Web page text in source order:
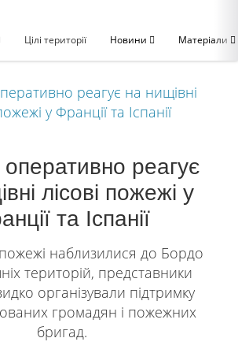
Цілі території Новини Матеріали
реагує
лісові пожежі у
та Іспанії
пожежі наблизилися до Бордо
територій, представники
організували підтримку
громадян і пожежних
бригад.